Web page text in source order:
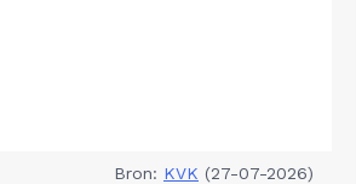
Bron: KVK (27-07-2026)